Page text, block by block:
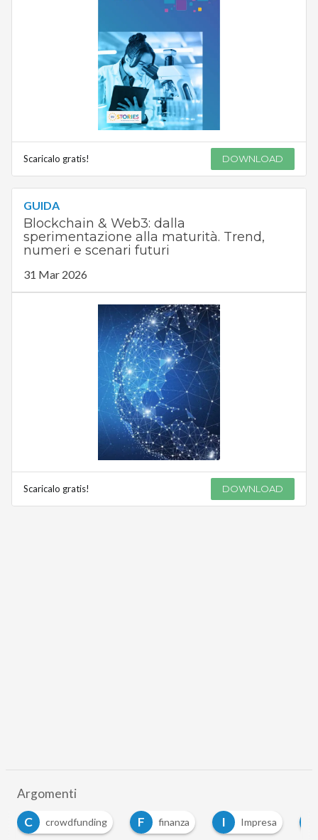
Scaricalo gratis! DOWNLOAD
GUIDA
Blockchain & Web3: dalla
sperimentazione alla maturità. Trend,
numeri e scenari futuri
31 Mar 2026
Scaricalo gratis! DOWNLOAD
Argomenti
F finanza I Impresa S startup